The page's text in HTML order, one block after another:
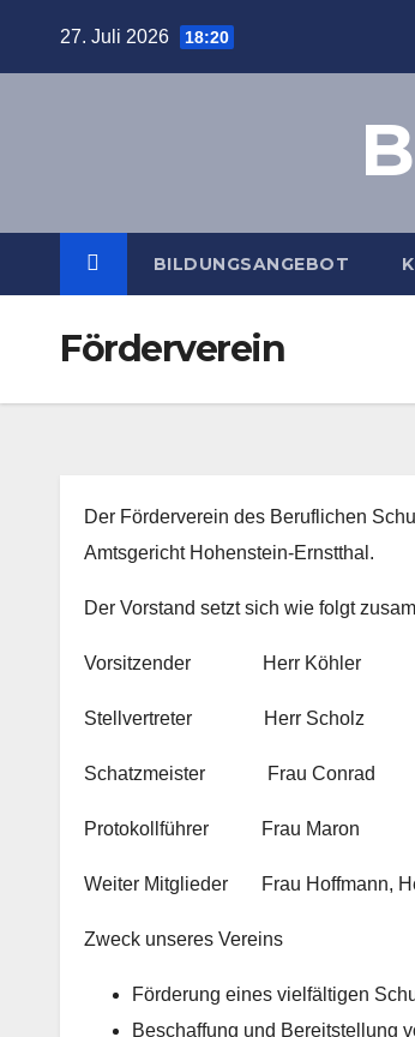
27. Juli 2026 18:20
BILDUNGSANGEBOT
Förderverein
Der Förderverein des Beruflichen
Amtsgericht Hohenstein-Ernstthal.
Der Vorstand setzt sich wie folgt
Vorsitzender Herr Köhler
Stellvertreter Herr Scholz
Schatzmeister Frau Conrad
Protokollführer Frau Maron
Weiter Mitglieder Frau Hoffmann,
Zweck unseres Vereins
Förderung eines vielfältigen
Beschaffung und Bereitstellung